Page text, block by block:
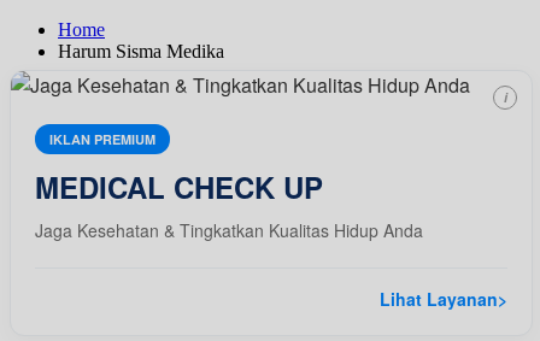
Home
Harum Sisma Medika
IKLAN PREMIUM
MEDICAL CHECK UP
Jaga Kesehatan & Tingkatkan Kualitas Hidup Anda
Lihat Layanan>
i